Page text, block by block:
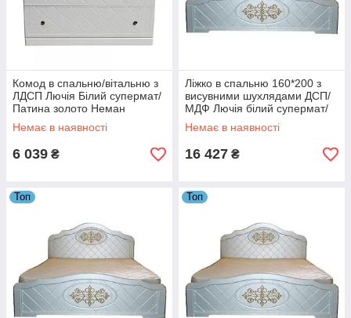
Комод в спальню/вітальню з
ЛДСП Лючія Білий супермат/
Патина золото Неман
Немає в наявності
6 039 ₴
Ліжко в спальню 160*200 з
висувними шухлядами ДСП/
МДФ Лючія білий супермат/
патина золото Неман
Немає в наявності
16 427 ₴
Топ Топ